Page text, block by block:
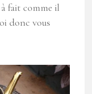
fait comme il
donc vous